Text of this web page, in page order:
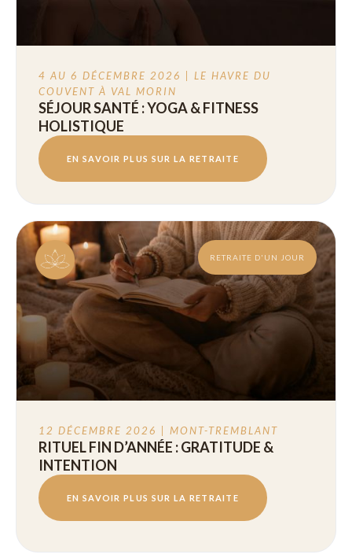
4 AU 6 DÉCEMBRE 2026 | LE HAVRE DU
COUVENT À VAL MORIN
SÉJOUR SANTÉ : YOGA & FITNESS
HOLISTIQUE
EN SAVOIR PLUS SUR LA RETRAITE
RETRAITE D'UN JOUR
12 DÉCEMBRE 2026 | MONT-TREMBLANT
RITUEL FIN D’ANNÉE : GRATITUDE &
INTENTION
EN SAVOIR PLUS SUR LA RETRAITE